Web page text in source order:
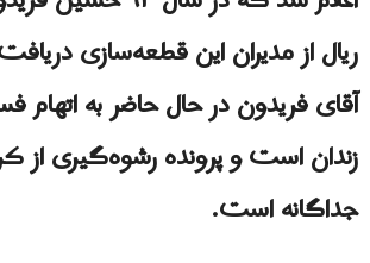
ریال از مدیران این قطعه‌سازی
آقای فریدون در حال حاضر به اتهام
زندان است و پرونده رشوه‌گیری از
جداگانه است.